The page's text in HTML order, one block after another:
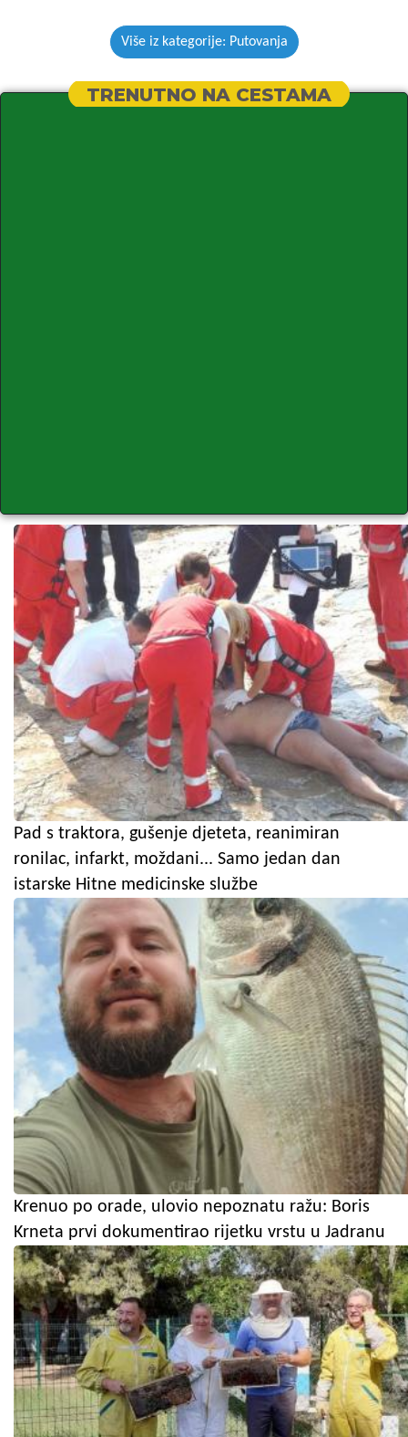
Više iz kategorije: Putovanja
TRENUTNO NA CESTAMA
Pad s traktora, gušenje djeteta, reanimiran
ronilac, infarkt, moždani... Samo jedan dan
istarske Hitne medicinske službe
Krenuo po orade, ulovio nepoznatu ražu: Boris
Krneta prvi dokumentirao rijetku vrstu u Jadranu